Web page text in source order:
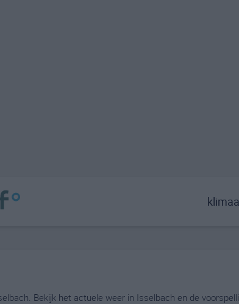
Bekijk het actuele weer in Isselbach en de